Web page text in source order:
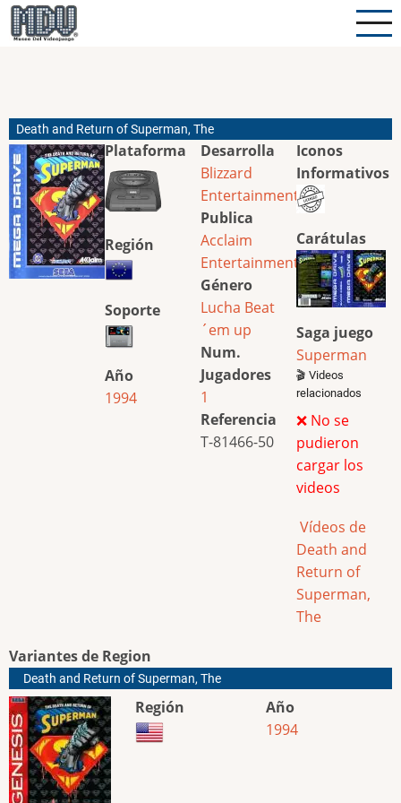
Pasar
al
Death and Return of Superman, The
Plataforma
Región
Soporte
Año
1994
Desarrolla
Blizzard
Entertainment
Publica
Acclaim
Entertainment
Género
Lucha Beat
´em up
Num.
Jugadores
1
Referencia
T-81466-50
Iconos
Informativos
Carátulas
Saga juego
Superman
🎬 Videos
relacionados
❌ No se
pudieron
cargar los
videos
Vídeos de
Death and
Return of
Superman,
The
Variantes de Region
Death and Return of Superman, The
Región
Año
1994